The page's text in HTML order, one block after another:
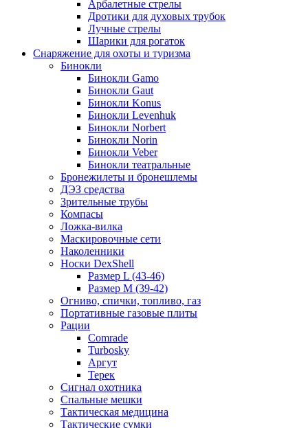
Арбалетные стрелы
Дротики для духовых трубок
Лучные стрелы
Шарики для рогаток
Снаряжение для охоты и туризма
Бинокли
Бинокли Gamo
Бинокли Gaut
Бинокли Konus
Бинокли Levenhuk
Бинокли Norbert
Бинокли Norin
Бинокли Veber
Бинокли театральные
Бронежилеты и бронешлемы
ДЭЗ средства
Зрительные трубы
Компасы
Ложка-вилка
Маскировочные сети
Наколенники
Носки DexShell
Размер L (43-46)
Размер M (39-42)
Огниво, спички, топливо, газ
Портативные газовые плиты
Рации
Comrade
Turbosky
Аргут
Терек
Сигнал охотника
Спальные мешки
Тактическая медицина
Тактические сумки